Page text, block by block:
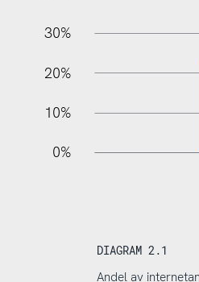
30%
20%
10%
0%
DIAGRAM 2.1
Andel av